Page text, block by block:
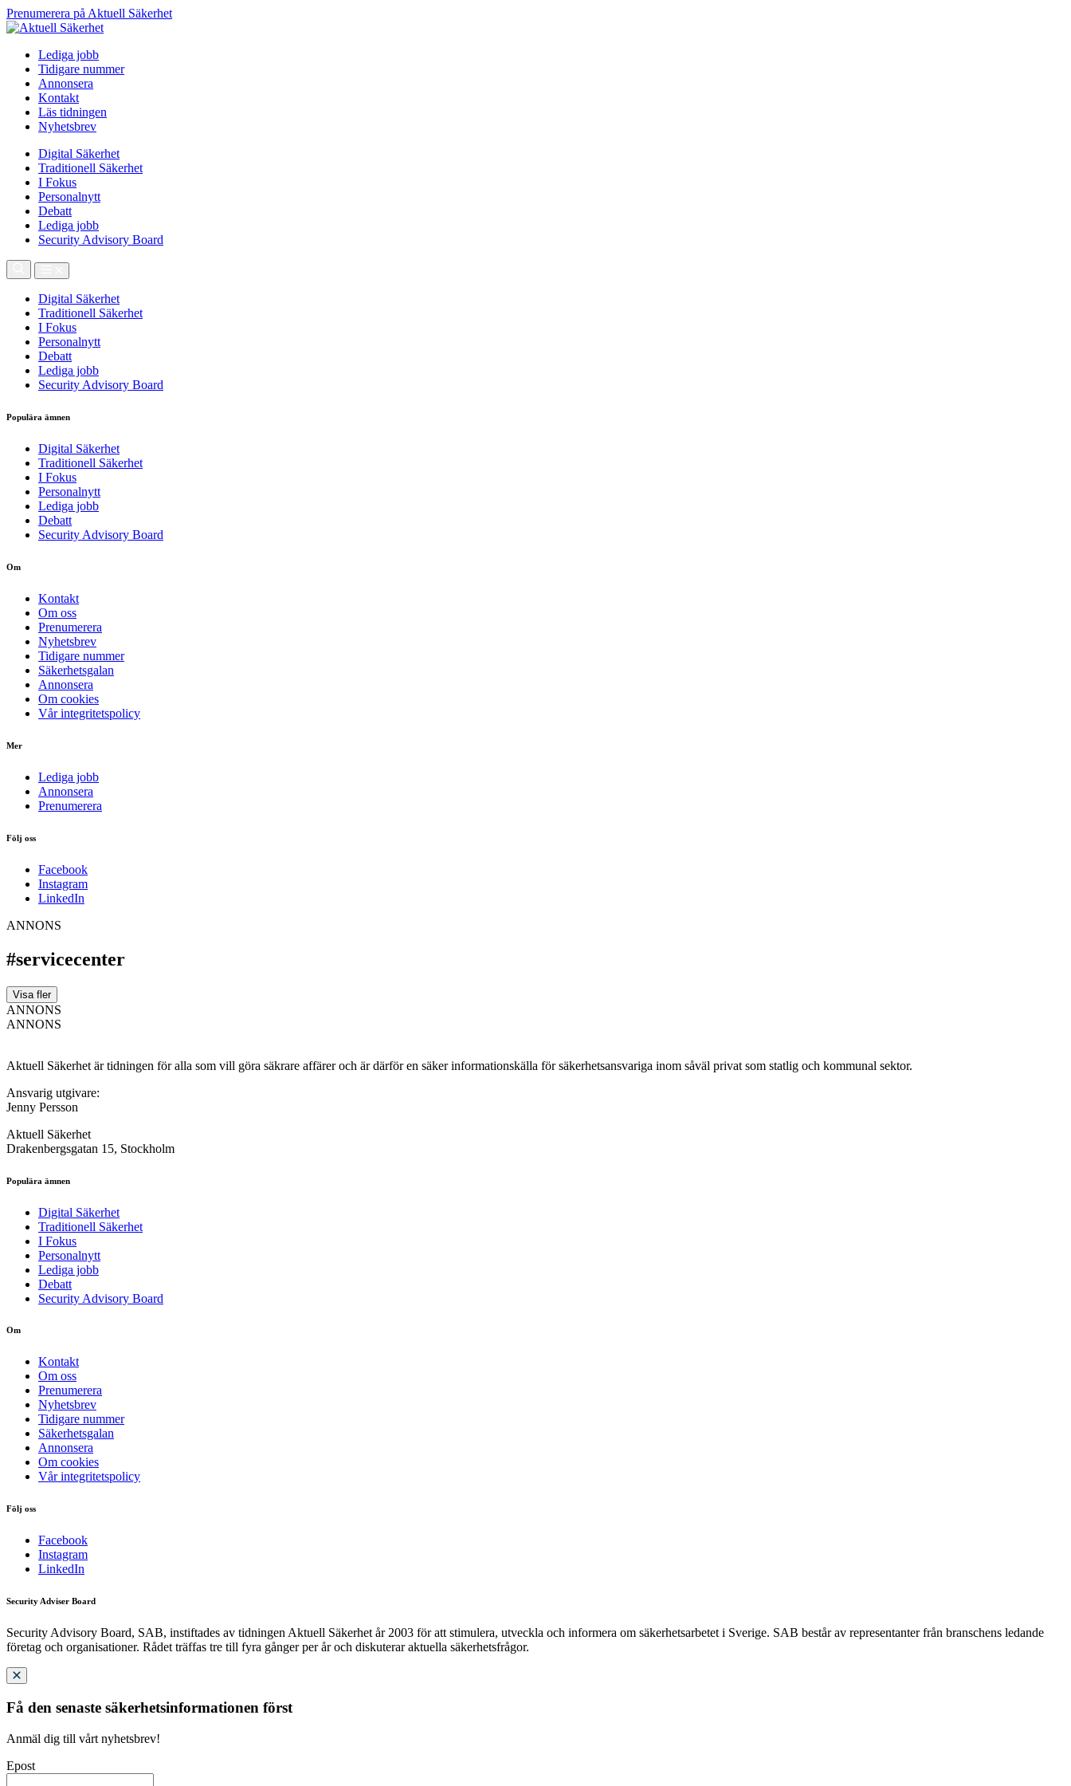
Prenumerera på Aktuell Säkerhet
Lediga jobb
Tidigare nummer
Annonsera
Kontakt
Läs tidningen
Nyhetsbrev
Digital Säkerhet
Traditionell Säkerhet
I Fokus
Personalnytt
Debatt
Lediga jobb
Security Advisory Board
Digital Säkerhet
Traditionell Säkerhet
I Fokus
Personalnytt
Debatt
Lediga jobb
Security Advisory Board
Populära ämnen
Digital Säkerhet
Traditionell Säkerhet
I Fokus
Personalnytt
Lediga jobb
Debatt
Security Advisory Board
Om
Kontakt
Om oss
Prenumerera
Nyhetsbrev
Tidigare nummer
Säkerhetsgalan
Annonsera
Om cookies
Vår integritetspolicy
Mer
Lediga jobb
Annonsera
Prenumerera
Följ oss
Facebook
Instagram
LinkedIn
ANNONS
#servicecenter
Visa fler
ANNONS
ANNONS
Aktuell Säkerhet är tidningen för alla som vill göra säkrare affärer och är därför en säker informationskälla för säkerhets­ansvariga inom såväl privat som statlig och kommunal sektor.
Ansvarig utgivare:
Jenny Persson
Aktuell Säkerhet
Drakenbergsgatan 15, Stockholm
Populära ämnen
Digital Säkerhet
Traditionell Säkerhet
I Fokus
Personalnytt
Lediga jobb
Debatt
Security Advisory Board
Om
Kontakt
Om oss
Prenumerera
Nyhetsbrev
Tidigare nummer
Säkerhetsgalan
Annonsera
Om cookies
Vår integritetspolicy
Följ oss
Facebook
Instagram
LinkedIn
Security Adviser Board
Security Advisory Board, SAB, instiftades av tidningen Aktuell Säkerhet år 2003 för att stimulera, utveckla och informera om säkerhetsarbetet i Sverige. SAB består av representanter från branschens ledande
företag och organisationer. Rådet träffas tre till fyra gånger per år och diskuterar aktuella säkerhetsfrågor.
Få den senaste säkerhetsinformationen först
Anmäl dig till vårt nyhetsbrev!
Epost